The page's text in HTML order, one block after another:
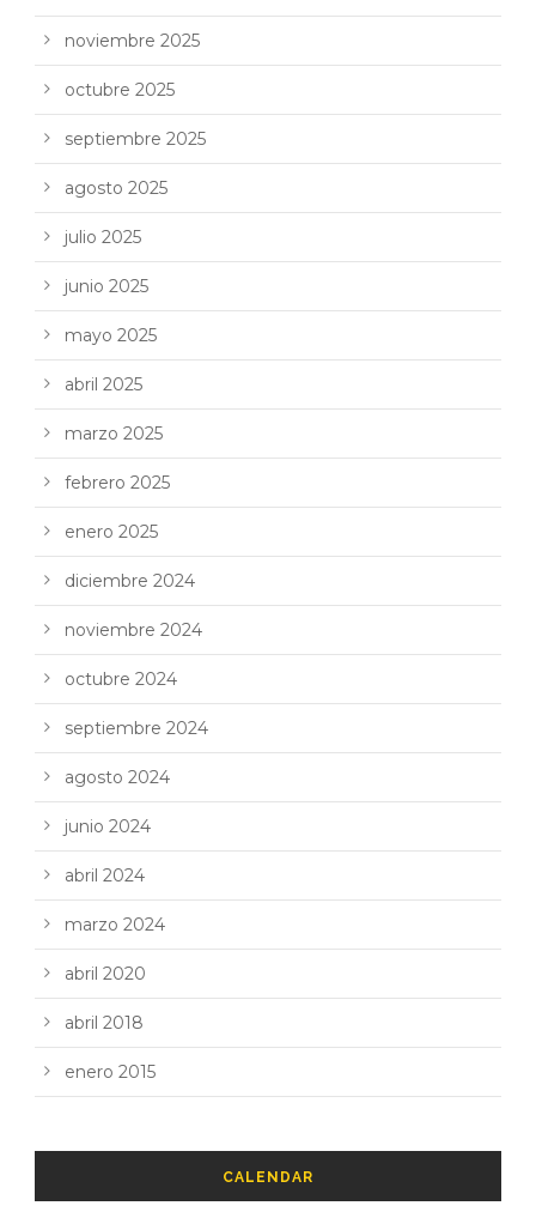
noviembre 2025
octubre 2025
septiembre 2025
agosto 2025
julio 2025
junio 2025
mayo 2025
abril 2025
marzo 2025
febrero 2025
enero 2025
diciembre 2024
noviembre 2024
octubre 2024
septiembre 2024
agosto 2024
junio 2024
abril 2024
marzo 2024
abril 2020
abril 2018
enero 2015
CALENDAR